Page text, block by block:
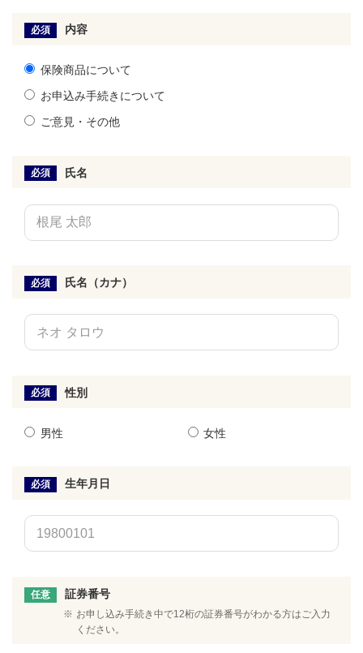
必須 内容
保険商品について
お申込み手続きについて
ご意見・その他
必須 氏名
必須 氏名（カナ）
必須 性別
男性 女性
必須 生年月日
任意 証券番号
※ お申し込み手続き中で12桁の証券番号がわかる方はご入力
ください。